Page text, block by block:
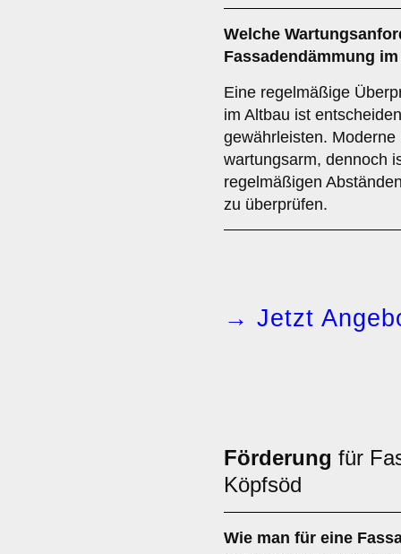
Welche
Fassadendämmung
Eine regelmäßige
im Altbau ist
gewährleisten.
wartungsarm, dennoch
regelmäßigen
zu überprüfen.
→ Jetzt
Förderung für
Köpfsöd
Wie man für eine